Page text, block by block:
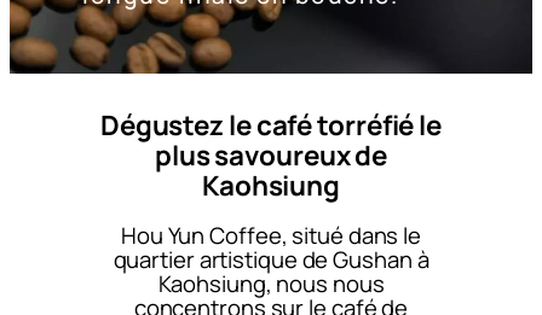
Dégustez le café torréfié le
plus savoureux de
Kaohsiung
Hou Yun Coffee, situé dans le
quartier artistique de Gushan à
Kaohsiung, nous nous
concentrons sur le café de